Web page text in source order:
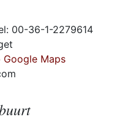
00-36-1-2279614
Maps